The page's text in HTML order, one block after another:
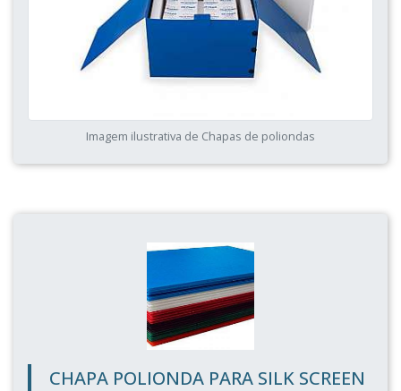
Imagem ilustrativa de Chapas de poliondas
CHAPA POLIONDA PARA SILK SCREEN